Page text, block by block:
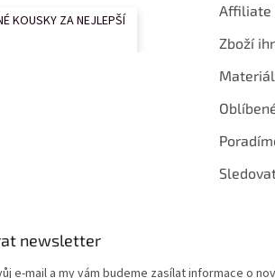
KOUSKY ZA NEJLEPŠÍ
Affiliate
Zboží
newsletter
e-mail a my vám budeme zasílat informace o